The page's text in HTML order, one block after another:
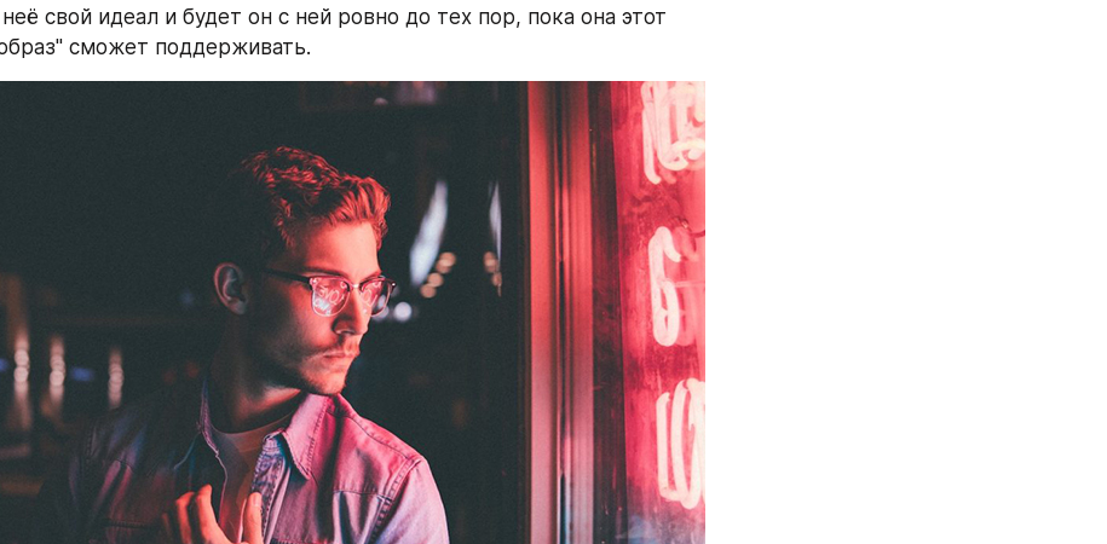
свой идеал и будет он с ней ровно до тех пор, пока она этот
сможет поддерживать.